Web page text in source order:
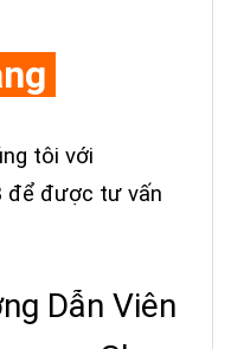
tôi với
để được tư vấn
Dẫn Viên